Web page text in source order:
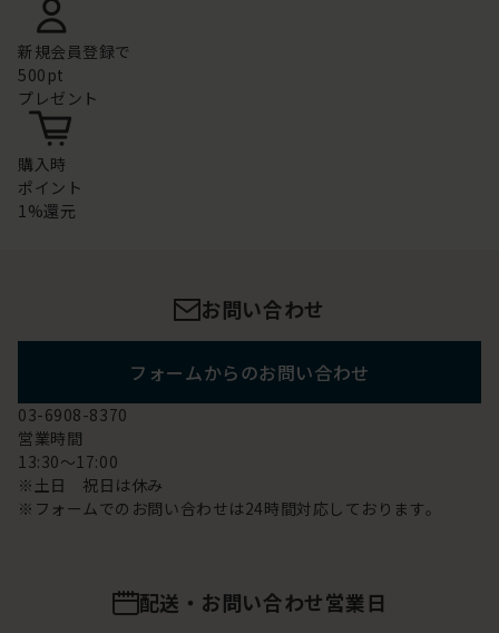
新規会員登録で
500pt
プレゼント
購入時
ポイント
1%還元
お問い合わせ
フォームからのお問い合わせ
03-6908-8370
営業時間
13:30～17:00
※土日 祝日は休み
※フォームでのお問い合わせは24時間対応しております。
配送・お問い合わせ営業日